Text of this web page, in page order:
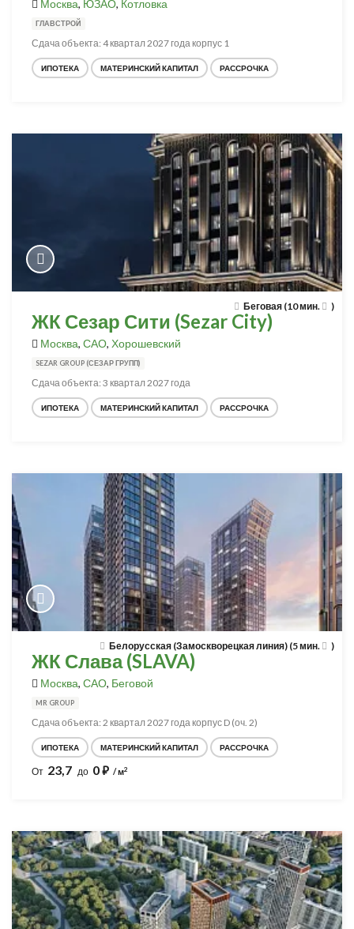
Москва, ЮЗАО, Котловка
ГЛАВСТРОЙ
Сдача объекта: 4 квартал 2027 года корпус 1
ИПОТЕКА МАТЕРИНСКИЙ КАПИТАЛ РАССРОЧКА
Беговая (10 мин. )
ЖК Сезар Сити (Sezar City)
Москва, САО, Хорошевский
SEZAR GROUP (СЕЗАР ГРУПП)
Сдача объекта: 3 квартал 2027 года
ИПОТЕКА МАТЕРИНСКИЙ КАПИТАЛ РАССРОЧКА
Белорусская (Замоскворецкая линия) (5 мин. )
ЖК Слава (SLAVA)
Москва, САО, Беговой
MR GROUP
Сдача объекта: 2 квартал 2027 года корпус D (оч. 2)
ИПОТЕКА МАТЕРИНСКИЙ КАПИТАЛ РАССРОЧКА
От 23,7 до 0⃏ / м2